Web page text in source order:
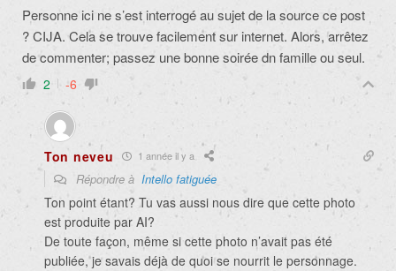
Personne ici ne s’est interrogé au sujet de la source ce post
? CIJA. Cela se trouve facilement sur internet. Alors, arrêtez
de commenter; passez une bonne soirée dn famille ou seul.
2 -6
Ton neveu 1 année il y a
Répondre à Intello fatiguée
Ton point étant? Tu vas aussi nous dire que cette photo
est produite par AI?
De toute façon, même si cette photo n’avait pas été
publiée, je savais déjà de quoi se nourrit le personnage.